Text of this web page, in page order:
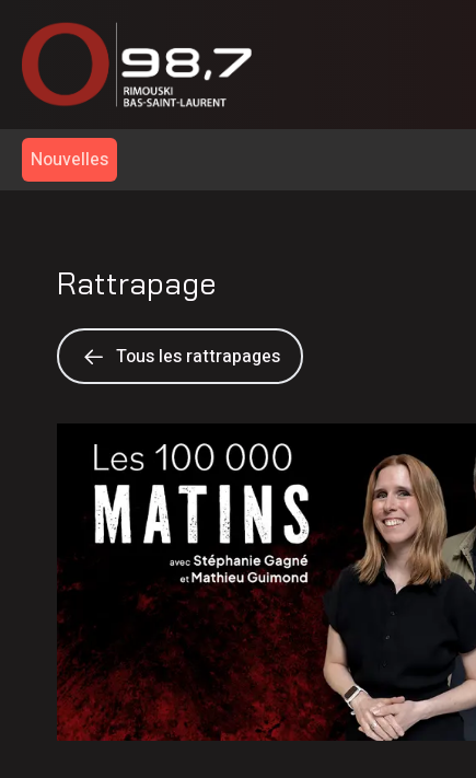
Nouvelles
Rattrapage
Tous les rattrapages